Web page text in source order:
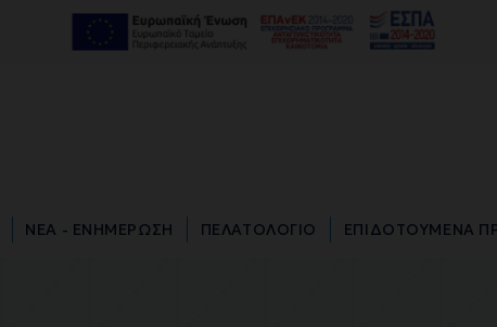
ΝΕΑ - ΕΝΗΜΕΡΩΣΗ ΠΕΛΑΤΟΛΟΓΙΟ ΕΠΙΔΟΤΟΥΜΕΝΑ